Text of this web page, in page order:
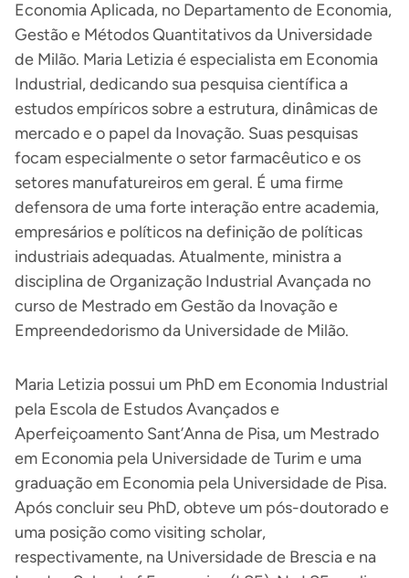
Economia Aplicada, no Departamento de Economia,
Gestão e Métodos Quantitativos da Universidade
de Milão. Maria Letizia é especialista em Economia
Industrial, dedicando sua pesquisa científica a
estudos empíricos sobre a estrutura, dinâmicas de
mercado e o papel da Inovação. Suas pesquisas
focam especialmente o setor farmacêutico e os
setores manufatureiros em geral. É uma firme
defensora de uma forte interação entre academia,
empresários e políticos na definição de políticas
industriais adequadas. Atualmente, ministra a
disciplina de Organização Industrial Avançada no
curso de Mestrado em Gestão da Inovação e
Empreendedorismo da Universidade de Milão.
Maria Letizia possui um PhD em Economia Industrial
pela Escola de Estudos Avançados e
Aperfeiçoamento Sant’Anna de Pisa, um Mestrado
em Economia pela Universidade de Turim e uma
graduação em Economia pela Universidade de Pisa.
Após concluir seu PhD, obteve um pós-doutorado e
uma posição como visiting scholar,
respectivamente, na Universidade de Brescia e na